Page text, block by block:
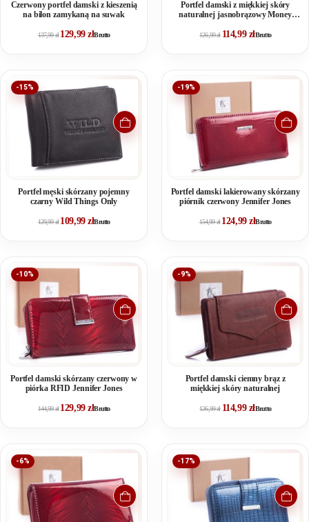
Czerwony portfel damski z kieszenią
na bilon zamykaną na suwak
137,99zł 129,99złBrutto
Portfel damski z miękkiej skóry
naturalnej jasnobrązowy Money
126,99zł 114,99 złBrutto
-15%
Portfel męski skórzany pojemny
czarny Wild Things Only
129,99zł 109,99złBrutto
-19%
Portfel damski lakierowany skórzany
piórnik czerwony Jennifer Jones
154,99zł 124,99złBrutto
-10%
Portfel damski skórzany czerwony w
piórka RFID Jennifer Jones
144,99zł 129,99złBrutto
-9%
Portfel damski ciemny brąz z
miękkiej skóry naturalnej
126,99zł 114,99 złBrutto
-6% -17%